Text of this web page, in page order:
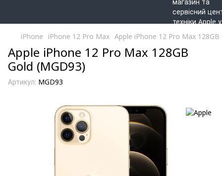
iPhone iPhone 12 Pro Max Apple iPhone 12 Pro Max 128GB
Apple iPhone 12 Pro Max 128GB
Gold (MGD93)
Артикул: MGD93